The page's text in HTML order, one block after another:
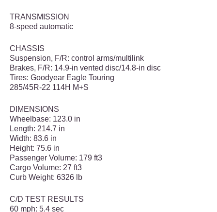
TRANSMISSION
8-speed automatic
CHASSIS
Suspension, F/R: control arms/multilink
Brakes, F/R: 14.9-in vented disc/14.8-in disc
Tires: Goodyear Eagle Touring
285/45R-22 114H M+S
DIMENSIONS
Wheelbase: 123.0 in
Length: 214.7 in
Width: 83.6 in
Height: 75.6 in
Passenger Volume: 179 ft3
Cargo Volume: 27 ft3
Curb Weight: 6326 lb
C/D TEST RESULTS
60 mph: 5.4 sec